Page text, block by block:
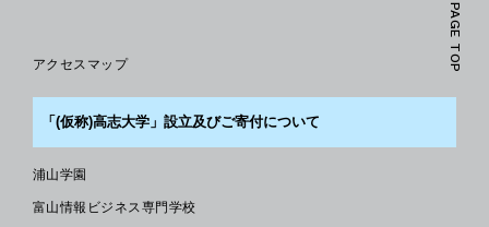
アクセスマップ
「(仮称)高志大学」設立及びご寄付について
浦山学園
富山情報ビジネス専門学校
PAGE TOP